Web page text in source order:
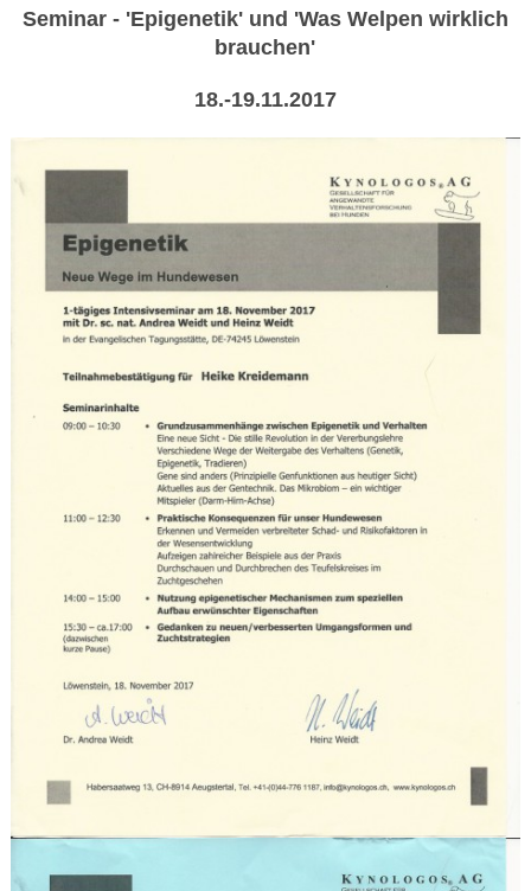
Seminar - 'Epigenetik' und 'Was Welpen wirklich
brauchen'
18.-19.11.2017